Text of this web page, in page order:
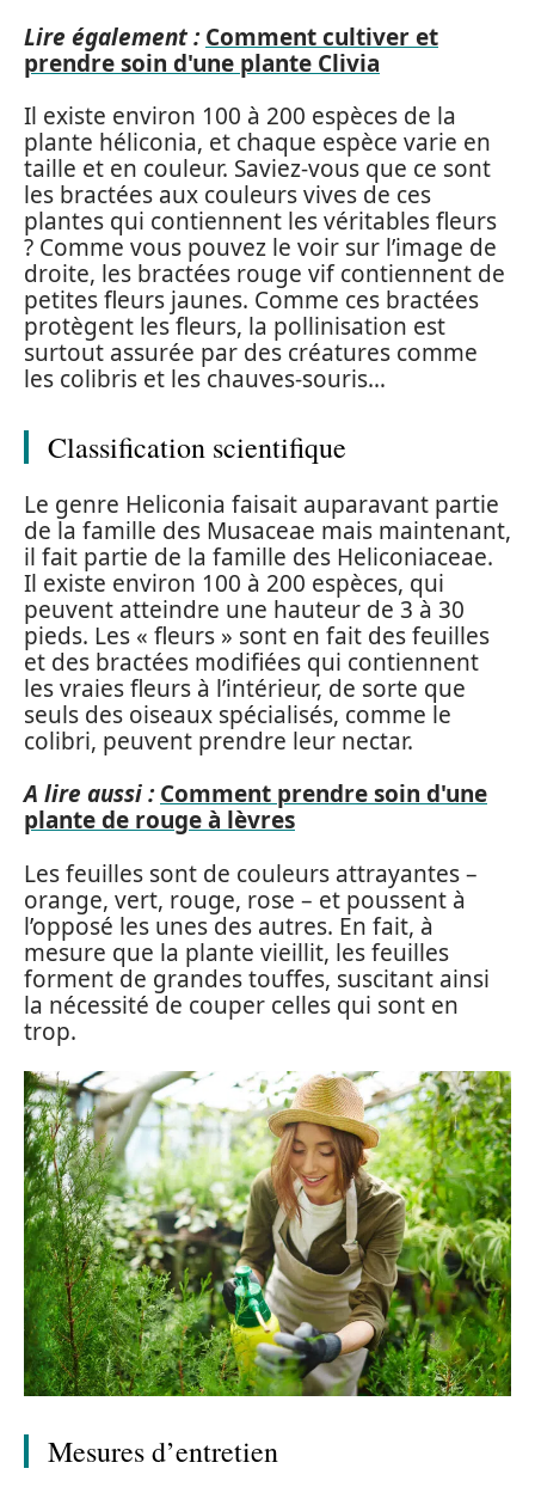
Lire également : Comment cultiver et
prendre soin d'une plante Clivia
Il existe environ 100 à 200 espèces de la
plante héliconia, et chaque espèce varie en
taille et en couleur. Saviez-vous que ce sont
les bractées aux couleurs vives de ces
plantes qui contiennent les véritables fleurs
? Comme vous pouvez le voir sur l’image de
droite, les bractées rouge vif contiennent de
petites fleurs jaunes. Comme ces bractées
protègent les fleurs, la pollinisation est
surtout assurée par des créatures comme
les colibris et les chauves-souris…
Classification scientifique
Le genre Heliconia faisait auparavant partie
de la famille des Musaceae mais maintenant,
il fait partie de la famille des Heliconiaceae.
Il existe environ 100 à 200 espèces, qui
peuvent atteindre une hauteur de 3 à 30
pieds. Les « fleurs » sont en fait des feuilles
et des bractées modifiées qui contiennent
les vraies fleurs à l’intérieur, de sorte que
seuls des oiseaux spécialisés, comme le
colibri, peuvent prendre leur nectar.
A lire aussi : Comment prendre soin d'une
plante de rouge à lèvres
Les feuilles sont de couleurs attrayantes –
orange, vert, rouge, rose – et poussent à
l’opposé les unes des autres. En fait, à
mesure que la plante vieillit, les feuilles
forment de grandes touffes, suscitant ainsi
la nécessité de couper celles qui sont en
trop.
Mesures d’entretien